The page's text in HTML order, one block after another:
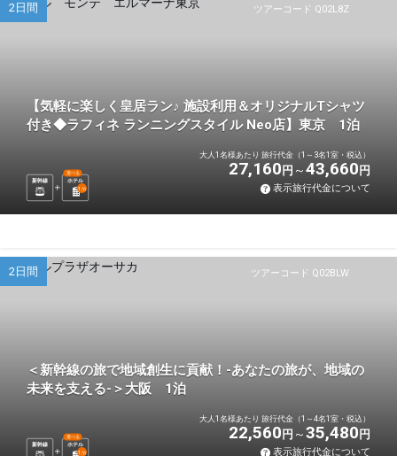
ツアーコード Q02L8Z
2日間
【気軽に楽しく皇居ラン♪ 施設利用＆オリジナルTシャツ
付き◆ラフィネ ランニングスタイル Neo店】東京 1泊
新幹線 ホテル
選べる
1 泊
大人1名様あたり 旅行代金（1～3名1室・税込）
27,160 円 43,660 円
表示旅行代金について
ツアーコード Q02BLW
2日間
＜新幹線の旅で地域創生に貢献！-あなたの旅が、地域の
未来を支える-＞大阪 1泊
新幹線 ホテル
選べる
1 泊
大人1名様あたり 旅行代金（1～4名1室・税込）
22,560 円 35,480 円
表示旅行代金について